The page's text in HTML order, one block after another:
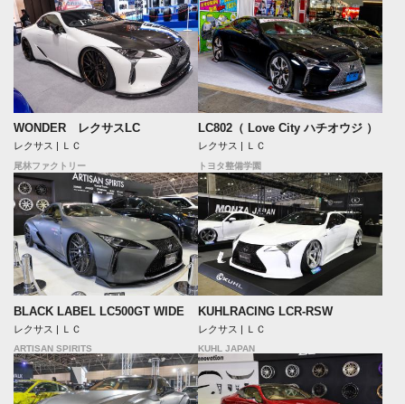
WONDER レクサスLC
レクサス | ＬＣ
尾林ファクトリー
LC802（ Love City ハチオウジ ）
レクサス | ＬＣ
トヨタ整備学園
BLACK LABEL LC500GT WIDE
レクサス | ＬＣ
ARTISAN SPIRITS
KUHLRACING LCR-RSW
レクサス | ＬＣ
KUHL JAPAN